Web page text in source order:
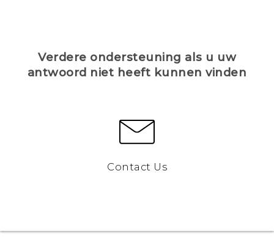
Verdere ondersteuning als u uw
antwoord niet heeft kunnen vinden
Contact Us